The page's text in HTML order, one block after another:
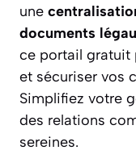
une
documents
ce portail gratuit
et sécuriser vos
Simplifiez votre
des relations
sereines.